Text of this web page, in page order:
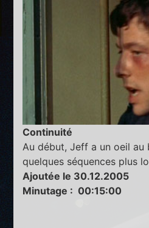
Continuité
Au début, Jeff a un oeil au
quelques séquences plus
Ajoutée le 30.12.2005
Minutage : 00:15:00